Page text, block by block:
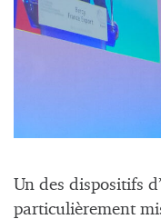
Un des dispositifs
particulièrement